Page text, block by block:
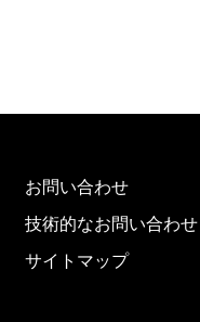
お問い合わせ
技術的なお問い合わせ
サイトマップ